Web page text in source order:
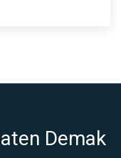
Demak